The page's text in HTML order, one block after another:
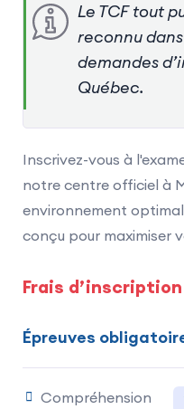
Le TCF tout
reconnu
demandes
Québec.
Inscrivez-vous à
notre centre officiel à
environnement
conçu pour maximiser
Frais d’inscription
Épreuves
Compréhension